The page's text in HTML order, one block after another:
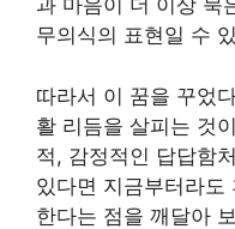
과 마음이 더 이상 묵
무의식의 표현일 수
따라서 이 꿈을 꾸었
활 리듬을 살피는 것
적, 감정적인 답답함
있다면 지금부터라도
한다는 점을 깨달아